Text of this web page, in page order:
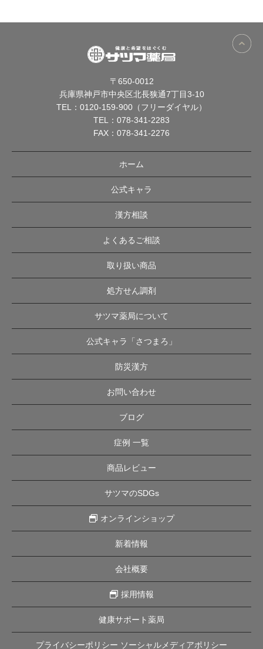
〒650-0012
兵庫県神戸市中央区北長狭通7丁目3-10
TEL： 0120-159-900（フリーダイヤル）
TEL： 078-341-2283
FAX：078-341-2276
ホーム
公式キャラ
漢方相談
よくあるご相談
取り扱い商品
処方せん調剤
サツマ薬局について
公式キャラ「さつまろ」
防災漢方
お問い合わせ
ブログ
症例 一覧
商品レビュー
サツマのSDGs
オンラインショップ
新着情報
会社概要
採用情報
健康サポート薬局
プライバシーポリシー ソーシャルメディアポリシー